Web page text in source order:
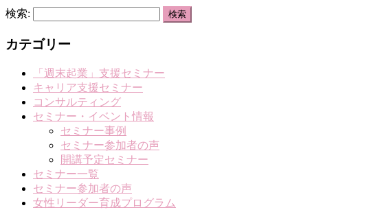
検索:
カテゴリー
「週末起業」支援セミナー
キャリア支援セミナー
コンサルティング
セミナー・イベント情報
セミナー事例
セミナー参加者の声
開講予定セミナー
セミナー一覧
セミナー参加者の声
女性リーダー育成プログラム